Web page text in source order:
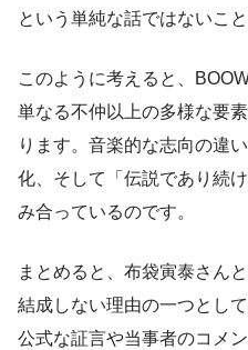
という単純な話ではないこ
このように考えると、
単なる不仲以上の多様な要
ります。音楽的な志向の違
化、そして「伝説であり続
み合っているのです。
まとめると、布袋寅泰さん
結成しない理由の一つとし
公式な証言や当事者のコメ